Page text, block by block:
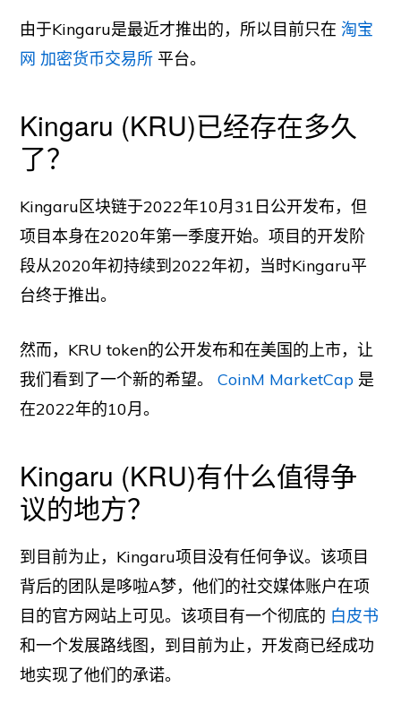
由于Kingaru是最近才推出的，所以目前只在 淘宝
网 加密货币交易所 平台。
Kingaru (KRU)已经存在多久
了？
Kingaru区块链于2022年10月31日公开发布，但
项目本身在2020年第一季度开始。项目的开发阶
段从2020年初持续到2022年初，当时Kingaru平
台终于推出。
然而，KRU token的公开发布和在美国的上市，让
我们看到了一个新的希望。CoinM MarketCap 是
在2022年的10月。
Kingaru (KRU)有什么值得争
议的地方？
到目前为止，Kingaru项目没有任何争议。该项目
背后的团队是哆啦A梦，他们的社交媒体账户在项
目的官方网站上可见。该项目有一个彻底的 白皮书
和一个发展路线图，到目前为止，开发商已经成功
地实现了他们的承诺。